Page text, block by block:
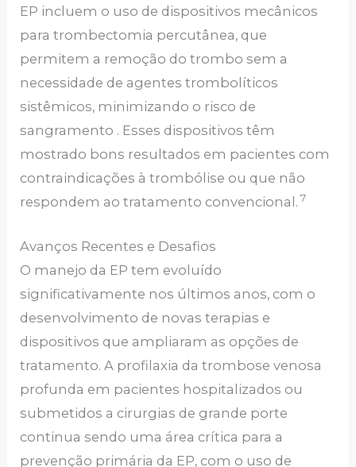
EP incluem o uso de dispositivos mecânicos
para trombectomia percutânea, que
permitem a remoção do trombo sem a
necessidade de agentes trombolíticos
sistêmicos, minimizando o risco de
sangramento . Esses dispositivos têm
mostrado bons resultados em pacientes com
contraindicações à trombólise ou que não
respondem ao tratamento convencional. 7
Avanços Recentes e Desafios
O manejo da EP tem evoluído
significativamente nos últimos anos, com o
desenvolvimento de novas terapias e
dispositivos que ampliaram as opções de
tratamento. A profilaxia da trombose venosa
profunda em pacientes hospitalizados ou
submetidos a cirurgias de grande porte
continua sendo uma área crítica para a
prevenção primária da EP, com o uso de